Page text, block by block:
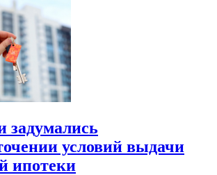
задумались
условий выдачи
ипотеки